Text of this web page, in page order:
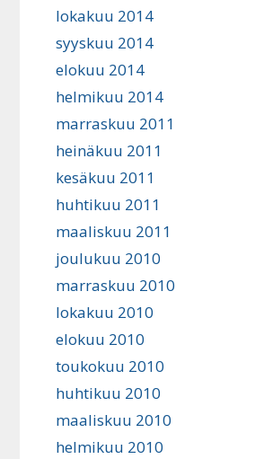
lokakuu 2014
syyskuu 2014
elokuu 2014
helmikuu 2014
marraskuu 2011
heinäkuu 2011
kesäkuu 2011
huhtikuu 2011
maaliskuu 2011
joulukuu 2010
marraskuu 2010
lokakuu 2010
elokuu 2010
toukokuu 2010
huhtikuu 2010
maaliskuu 2010
helmikuu 2010